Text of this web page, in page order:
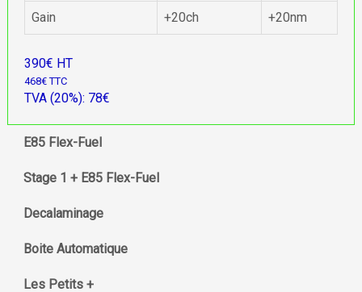
Gain +20ch +20nm
390€ HT
468€ TTC
TVA (20%): 78€
E85 Flex-Fuel
Stage 1 + E85 Flex-Fuel
Decalaminage
Boite Automatique
Les Petits +